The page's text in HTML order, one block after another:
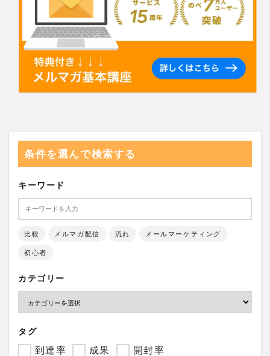
条件を選んで検索する
キーワード
比較 メルマガ配信 流れ メールマーケティング
初心者
カテゴリー
タグ
到達率 成果 開封率